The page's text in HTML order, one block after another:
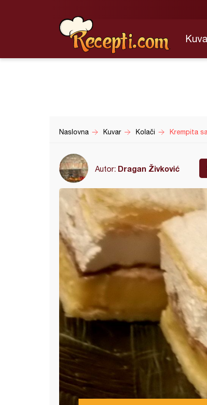
Naslovna Kuvar Kolači Krempita
Autor: Dragan Živković